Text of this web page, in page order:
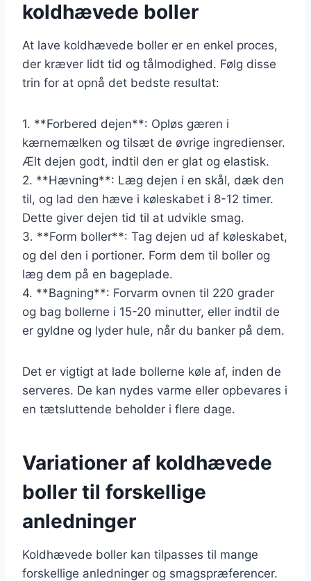
koldhævede boller
At lave koldhævede boller er en enkel proces,
der kræver lidt tid og tålmodighed. Følg disse
trin for at opnå det bedste resultat:
1. **Forbered dejen**: Opløs gæren i
kærnemælken og tilsæt de øvrige ingredienser.
Ælt dejen godt, indtil den er glat og elastisk.
2. **Hævning**: Læg dejen i en skål, dæk den
til, og lad den hæve i køleskabet i 8-12 timer.
Dette giver dejen tid til at udvikle smag.
3. **Form boller**: Tag dejen ud af køleskabet,
og del den i portioner. Form dem til boller og
læg dem på en bageplade.
4. **Bagning**: Forvarm ovnen til 220 grader
og bag bollerne i 15-20 minutter, eller indtil de
er gyldne og lyder hule, når du banker på dem.
Det er vigtigt at lade bollerne køle af, inden de
serveres. De kan nydes varme eller opbevares i
en tætsluttende beholder i flere dage.
Variationer af koldhævede
boller til forskellige
anledninger
Koldhævede boller kan tilpasses til mange
forskellige anledninger og smagspræferencer.